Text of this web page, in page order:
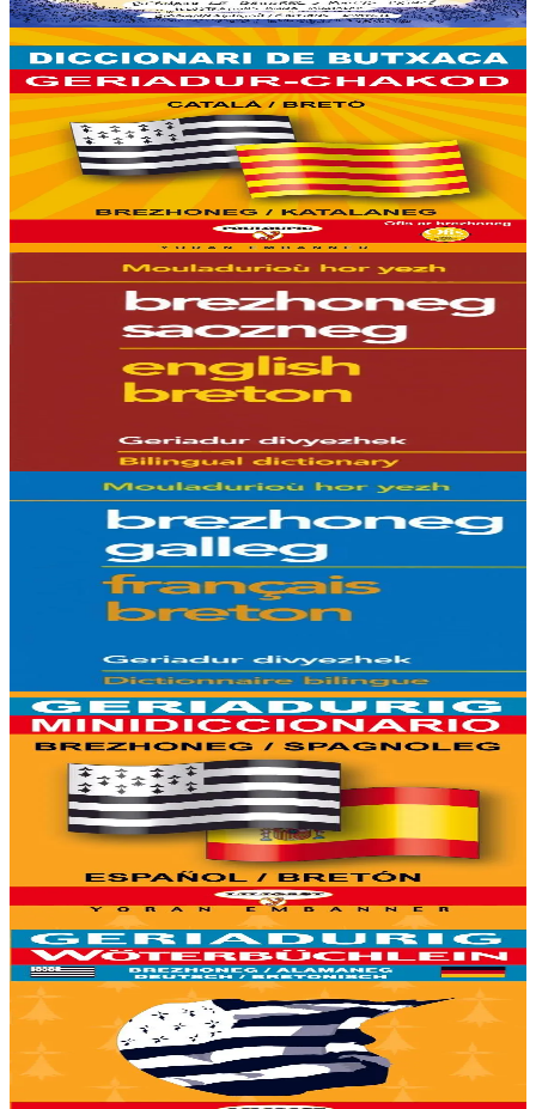
Er stok20,00 €
6 vloaz hag ouzhpenn
Yoran Embanner
Geriadur-chakod brezhoneg-katalaneg / katalaneg-
brezhoneg
8000 ger ha troidigezh & fonetik a ya d'ober ar geriadur chakod-
mañ. Kavout a reer e-barzh geriaoueg ar vuhez pemdez.
Er stok8,00 €
6 vloaz hag ouzhpenn
Hor Yezh
Geriadur brezhoneg-saozneg
Dindan ur golo hepken ez embanner hiziv an daouc’heriadurig a oa
bet savet gant Raymond Delaporte. Kavet e vo ennañ : - War-dro 11
14,00 €
6 vloaz hag ouzhpenn
Hor Yezh
Geriadur brezhoneg-galleg / galleg-brezhoneg
Gant ur strolladig tud kar-o-yezh eo bet savet ar geriadurig-mañ.
Soñjet o deus dreist-holl er re a zo o teskiñ ar yezh, met ivez er re a
9,50 €
6 vloaz hag ouzhpenn
Yoran Embanner
Geriadurig brezhoneg-spagnoleg / spagnoleg-
brezhoneg
9500 ger ha troidigezh & fonetik a ya d'ober ar geriadur chakod-
mañ. Kavout a reer e-barzh geriaoueg ar vuhez pemdez.
Er stok6,00 €
6 vloaz hag ouzhpenn
Yoran Embanner
Geriadurig brezhoneg-alamaneg / alamaneg-
brezhoneg
8000 ger ha troidigezh & fonetik a ya d'ober ar geriadur chakod-
mañ. Kavout a reer e-barzh geriaoueg ar vuhez pemdez.